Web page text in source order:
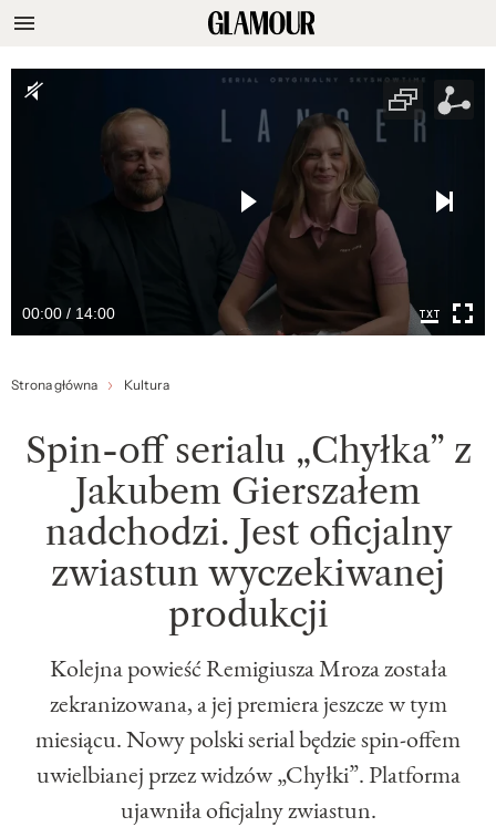
00:00 / 14:00
Strona główna Kultura
Spin-off serialu „Chyłka” z
Jakubem Gierszałem
nadchodzi. Jest oficjalny
zwiastun wyczekiwanej
produkcji
Kolejna powieść Remigiusza Mroza została
zekranizowana, a jej premiera jeszcze w tym
miesiącu. Nowy polski serial będzie spin-offem
uwielbianej przez widzów „Chyłki”. Platforma
ujawniła oficjalny zwiastun.